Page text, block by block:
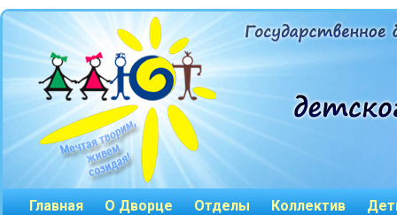
Главная О Дворце Отделы Коллектив